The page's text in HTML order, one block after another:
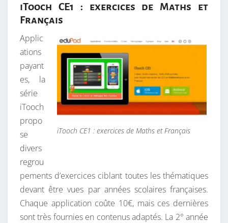
iTooch CE1 : exercices de Maths et
Français
iTooch CE1 : exercices de Maths et Français
Applic
ations
payant
es, la
série
iTooch
propo
se
divers
regrou
pements d’exercices ciblant toutes les thématiques
devant être vues par années scolaires françaises.
Chaque application coûte 10€, mais ces dernières
sont très fournies en contenus adaptés. La 2° année